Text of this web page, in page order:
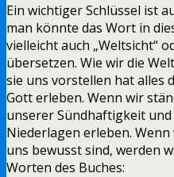
Ein wichtiger Schlüssel ist
man könnte das Wort in
vielleicht auch „Weltsicht“
übersetzen. Wie wir die
sie uns vorstellen hat alles
Gott erleben. Wenn wir
unserer Sündhaftigkeit
Niederlagen erleben.
uns bewusst sind, werden
Worten des Buches: